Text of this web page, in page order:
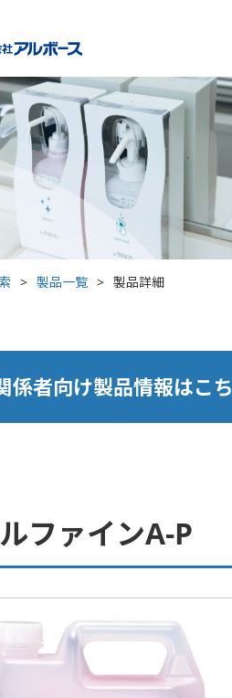
> 製品一覧 > 製品詳細
係者向け製品情報はこ
ファインA-P